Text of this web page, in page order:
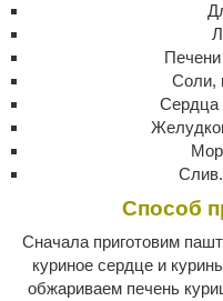
Печени
Соли,
Сердца
Способ
Сначала приготовим
куриное сердце и
обжариваем печень